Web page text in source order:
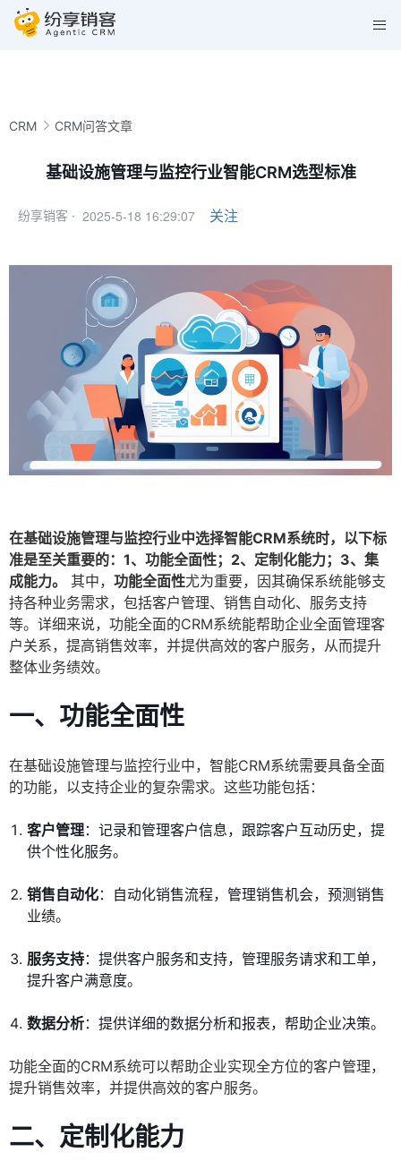
CRM CRM问答文章
基础设施管理与监控行业智能CRM选型标准
纷享销客 · 2025-5-18 16:29:07 关注
在基础设施管理与监控行业中选择智能CRM系统时，以下标
准是至关重要的：1、功能全面性；2、定制化能力；3、集
成能力。
其中， 功能全面性尤为重要，因其确保系统能够支
持各种业务需求，包括客户管理、销售自动化、服务支持
等。详细来说，功能全面的CRM系统能帮助企业全面管理客
户关系，提高销售效率，并提供高效的客户服务，从而提升
整体业务绩效。
一、功能全面性
在基础设施管理与监控行业中，智能CRM系统需要具备全面
的功能，以支持企业的复杂需求。这些功能包括：
客户管理：记录和管理客户信息，跟踪客户互动历史，提
供个性化服务。
销售自动化：自动化销售流程，管理销售机会，预测销售
业绩。
服务支持：提供客户服务和支持，管理服务请求和工单，
提升客户满意度。
数据分析：提供详细的数据分析和报表，帮助企业决策。
功能全面的CRM系统可以帮助企业实现全方位的客户管理，
提升销售效率，并提供高效的客户服务。
二、定制化能力